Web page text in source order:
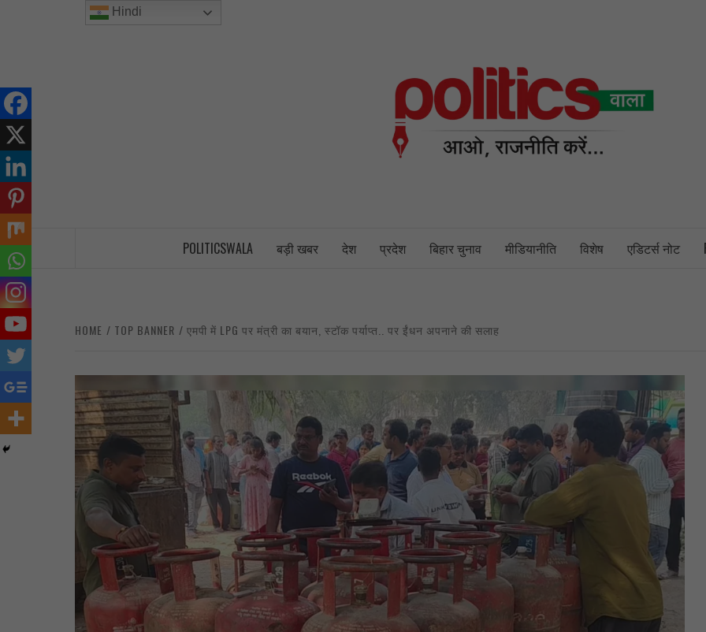
POLITICSWALA बड़ी खबर देश प्रदेश बिहार चुनाव मीडियानीति विशेष एडिटर्स नोट
HOME TOP BANNER एमपी में LPG पर मंत्री का बयान, स्टॉक पर्याप्त.. पर ईंधन अपनाने की सलाह
Hindi